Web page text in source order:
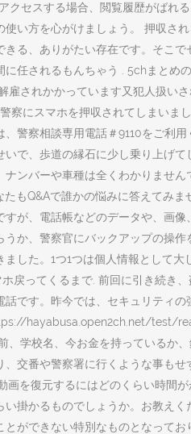
クセスする場合、閲覧履歴がばれ
使い方を心がけましょう。 押収さ
きる、ありがたい存在です。そこ
に任されるもんちゃう . 5chまとめ
されかかっています又犯人扱い
察にスマホを押収されてしまい
警察相談専用電話＃9110をご利
いで、歩道の縁石に少し乗り上げ
ナンバーや車種は全くわかりませ
もQ&Aで誰かの悩みに答えてみ
が、電話帳などのデータや、画
うか、警察官にバックアップの
した。1つ1つは個人情報として
戻ってくるまで. 前回に引き続き
話です。昨今では、セキュリティ
hayabusa.open2ch.net/test/
、学校名、今お金を持っているか
交番や警察署に行くような事も
画を復元するにはどのくらい時間
掛かるものでしょうか。お教え
ができない特別なものとなって